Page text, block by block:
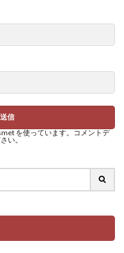
を使っています。
コメントデ
い。